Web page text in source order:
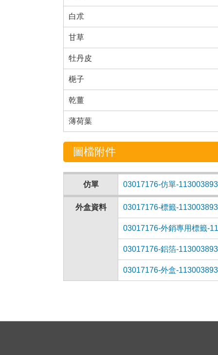
白朮
甘草
牡丹皮
梔子
乾薑
薄荷葉
圖檔附件
仿單 03017176-仿單-
外盒資料 03017176-標籤-
03017176-外銷專用標籤-
03017176-鋁箔-
03017176-外盒-